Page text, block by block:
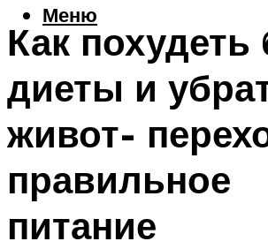
Меню
Как похудеть
диеты и
живот-
правильное
питание